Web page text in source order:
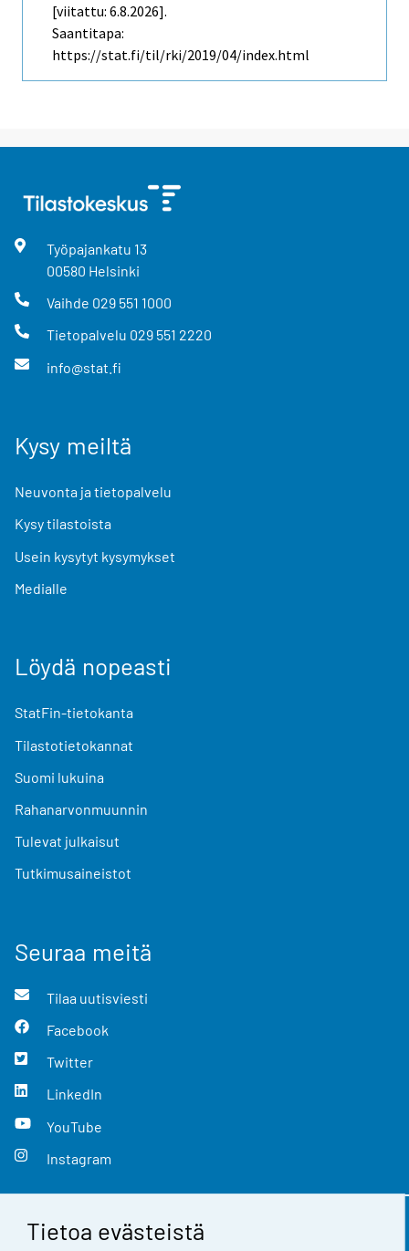
Tietoa evästeistä
[viitattu: 6.8.2026].
Saantitapa:
https://stat.fi/til/rki/2019/04/index.html
Työpajankatu 13
00580 Helsinki
Vaihde 029 551 1000
Tietopalvelu 029 551 2220
info@stat.fi
Kysy meiltä
Neuvonta ja tietopalvelu
Kysy tilastoista
Usein kysytyt kysymykset
Medialle
Löydä nopeasti
StatFin-tietokanta
Tilastotietokannat
Suomi lukuina
Rahanarvonmuunnin
Tulevat julkaisut
Tutkimusaineistot
Seuraa meitä
Tilaa uutisviesti
Facebook
Twitter
LinkedIn
YouTube
Instagram
Yhteystiedot